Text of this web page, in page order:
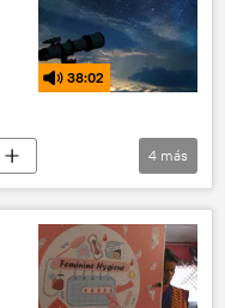
38:02
4 más